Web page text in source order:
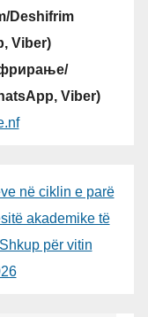
Deshifrim
Viber)
Viber)
në ciklin e parë
akademike të
për vitin